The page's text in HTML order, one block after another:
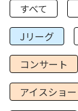
すべて
Jリーグ
コンサート
アイスショー